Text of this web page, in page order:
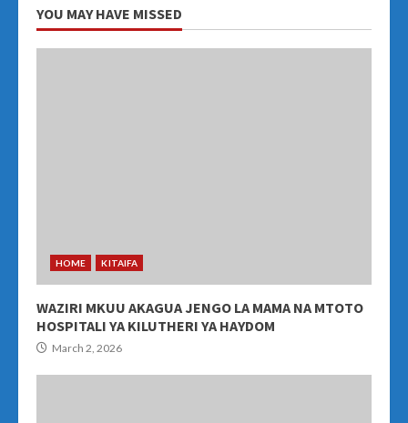
YOU MAY HAVE MISSED
HOME KITAIFA
WAZIRI MKUU AKAGUA JENGO LA MAMA NA MTOTO
HOSPITALI YA KILUTHERI YA HAYDOM
March 2, 2026